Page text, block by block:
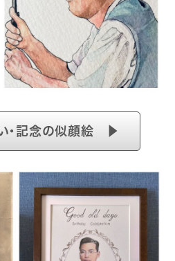
・記念の似顔絵 ▶